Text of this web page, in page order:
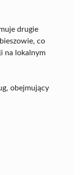
drugie
co
na lokalnym
obejmujący